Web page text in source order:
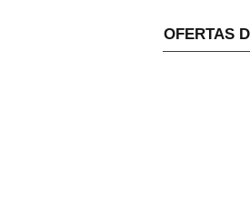
OFERTAS